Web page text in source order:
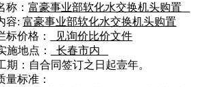
称：富豪事业部软化水交换机头购置
容: 富豪事业部软化水交换机头购置
标价格：
见询价比价文件
施地点：
长春市内
工期：自合同签订之日起壹年。
量标准：